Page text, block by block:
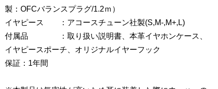
製：OFCバランスプラグ/1.2ｍ）
イヤピース ：アコースチューン社製(S,M-,M+,L)
付属品 ：取り扱い説明書、本革イヤホンケース、
イヤピースポーチ、オリジナルイヤーフック
保証：1年間